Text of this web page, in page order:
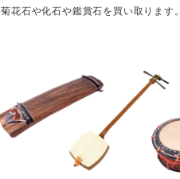
菊花石や化石や鑑賞石を買い取ります。